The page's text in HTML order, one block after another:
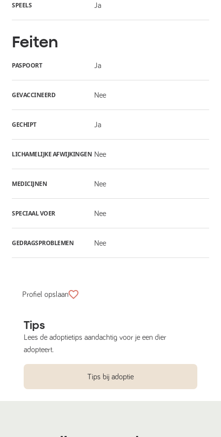
SPEELS Ja
Feiten
PASPOORT Ja
GEVACCINEERD Nee
GECHIPT Ja
LICHAMELIJKE AFWIJKINGEN Nee
MEDICIJNEN Nee
SPECIAAL VOER Nee
GEDRAGSPROBLEMEN Nee
Profiel opslaan
Tips
Lees de adoptietips aandachtig voor je een dier
adopteert.
Tips bij adoptie